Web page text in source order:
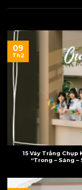
15 Váy Trắng Chụp
“Trong – Sáng –
09
Th2